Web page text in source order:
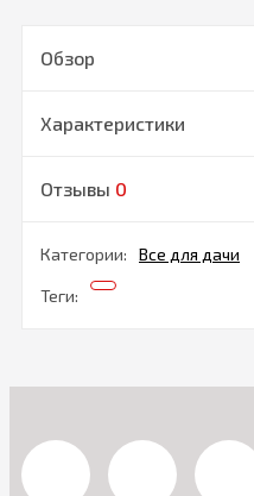
Обзор
Характеристики
Отзывы 0
Категории: Все для дачи
Теги: